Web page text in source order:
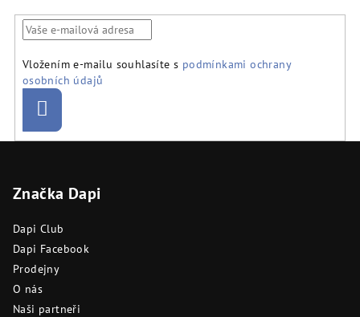
Vložením e-mailu souhlasíte s podmínkami ochrany
osobních údajů
Značka Dapi
Dapi Club
Dapi Facebook
Prodejny
O nás
Naši partneři